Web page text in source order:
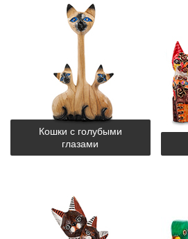
Кошки с голубыми
глазами